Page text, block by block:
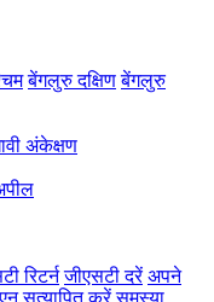
बेंगलुरु दक्षिण बेंगलुरु
अंकेक्षण
रिटर्न जीएसटी दरें अपने
सत्यापित करें समस्या